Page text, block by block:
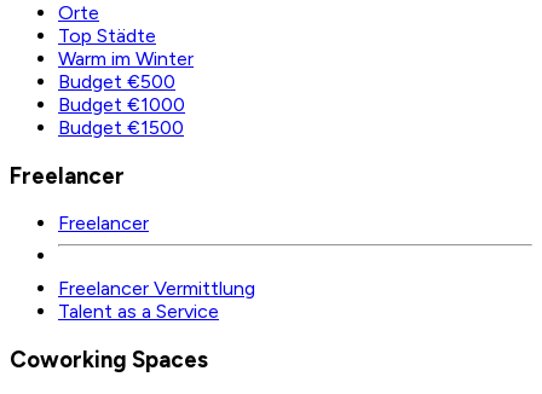
Orte
Top Städte
Warm im Winter
Budget €500
Budget €1000
Budget €1500
Freelancer
Freelancer
Freelancer Vermittlung
Talent as a Service
Coworking Spaces